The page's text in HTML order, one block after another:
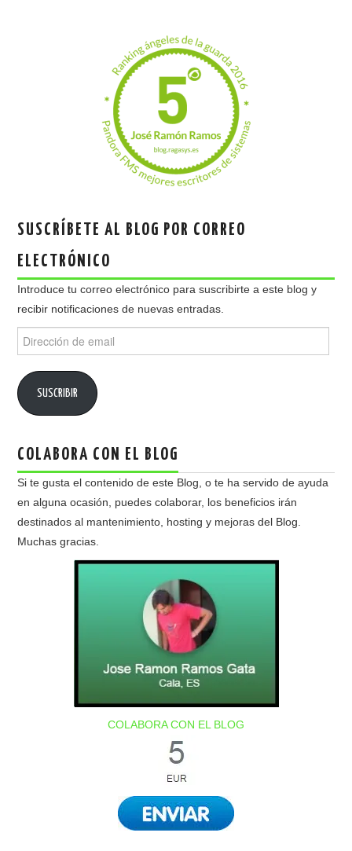
SUSCRÍBETE AL BLOG POR CORREO
ELECTRÓNICO
Introduce tu correo electrónico para suscribirte a este blog y
recibir notificaciones de nuevas entradas.
de
SUSCRIBIR
COLABORA CON EL BLOG
Si te gusta el contenido de este Blog, o te ha servido de ayuda
en alguna ocasión, puedes colaborar, los beneficios irán
destinados al mantenimiento, hosting y mejoras del Blog.
Muchas gracias.
COLABORA CON EL BLOG